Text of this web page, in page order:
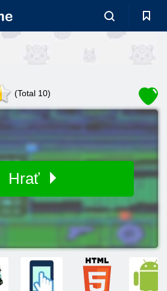
(Total 10)
Hrať